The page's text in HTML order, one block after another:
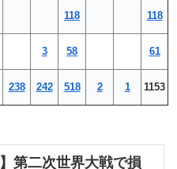
118 118
3 58 61
238 242 518 2 1 1153
第二次世界大戦で損